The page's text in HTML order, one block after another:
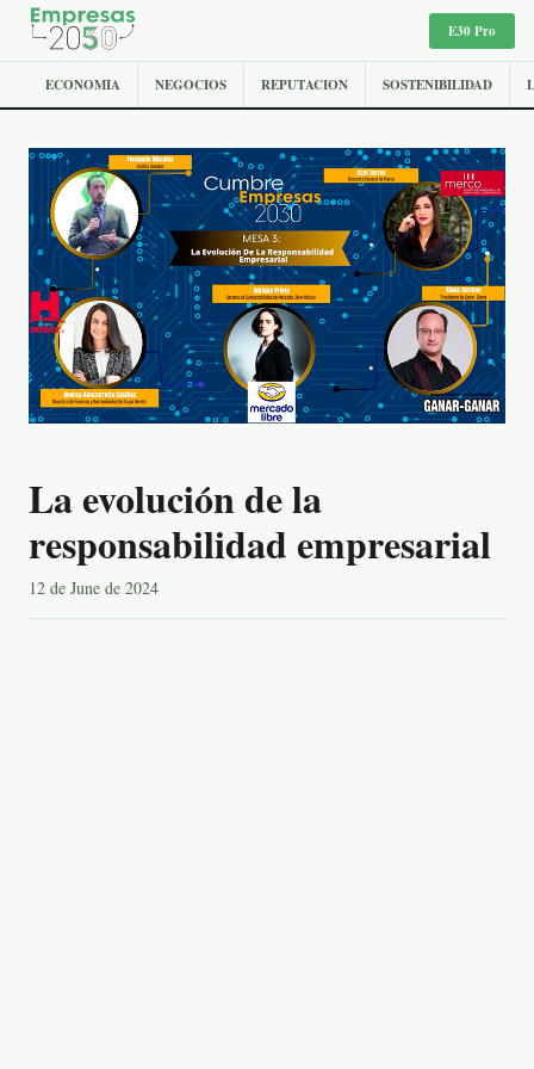
E30 Pro
ECONOMIA NEGOCIOS REPUTACION SOSTENIBILIDAD
La evolución de la
responsabilidad empresarial
12 de June de 2024